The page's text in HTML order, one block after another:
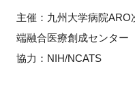
主催：九州大学病院
端融合医療創成センター
協力：NIH/NCATS